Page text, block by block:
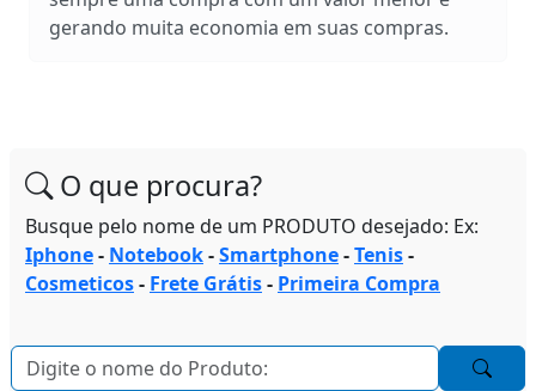
gerando muita economia em suas compras.
O que procura?
Busque pelo nome de um PRODUTO desejado: Ex:
Iphone- Notebook-Smartphone-Tenis-
Cosmeticos- Frete Grátis- Primeira Compra